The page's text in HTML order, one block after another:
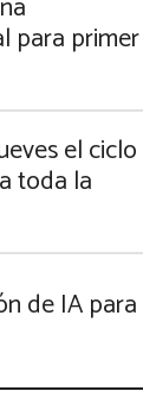
para primer
el ciclo
toda la
de IA para